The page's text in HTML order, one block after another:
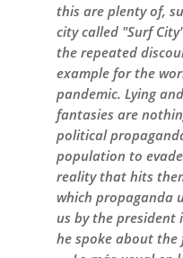
this are plenty of,
city called "Surf
the repeated
example for the
pandemic. Lying
fantasies are
political
population to
reality that hits
which propaganda
us by the president
he spoke about